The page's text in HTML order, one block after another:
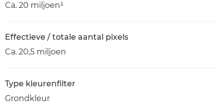
Ca. 20 miljoen¹
Effectieve / totale aantal pixels
Ca. 20,5 miljoen
Type kleurenfilter
Grondkleur